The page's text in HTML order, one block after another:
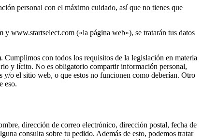
personal con el máximo cuidado, así que no tienes que
www.startselect.com («la página web»), se tratarán tus datos
con todos los requisitos de la legislación en materia
y lícito. No es obligatorio compartir información personal,
y/o el sitio web, o que estos no funcionen como deberían. Otro
eso.
dirección de correo electrónico, dirección postal, fecha de
consulta sobre tu pedido. Además de esto, podemos tratar